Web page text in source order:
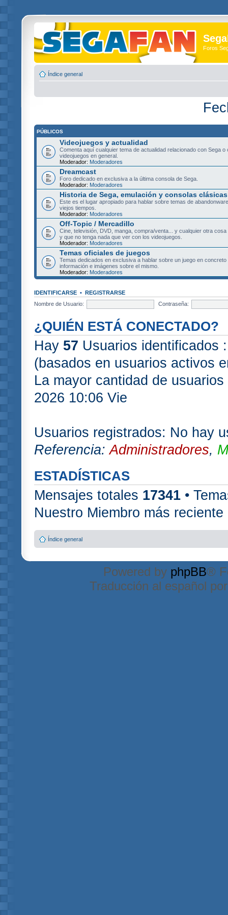
Foros
Índice general
PÚBLICOS
Videojuegos y actualidad
Comenta aquí cualquier tema de actualidad relacionado con Sega o
videojuegos en general.
Moderador: Moderadores
Dreamcast
Foro dedicado en exclusiva a la última consola de Sega.
Moderador: Moderadores
Historia de Sega, emulación y consolas clásicas
Este es el lugar apropiado para hablar sobre temas de
viejos tiempos.
Moderador: Moderadores
Off-Topic / Mercadillo
Cine, televisión, DVD, manga, compra/venta... y cualquier otra
y que no tenga nada que ver con los videojuegos.
Moderador: Moderadores
Temas oficiales de juegos
Temas dedicados en exclusiva a hablar sobre un juego en concreto
información e imágenes sobre el mismo.
Moderador: Moderadores
IDENTIFICARSE • REGISTRARSE
Nombre de Usuario:
Contraseña:
¿QUIÉN ESTÁ CONECTADO?
Hay 57 Usuarios identificados
(basados en usuarios activos
La mayor cantidad de
2026 10:06 Vie
Usuarios registrados: No hay
Referencia:Administradores,
ESTADÍSTICAS
Mensajes totales 17341 •
Nuestro Miembro más
Índice general
Powered by phpBB®
Traducción al español